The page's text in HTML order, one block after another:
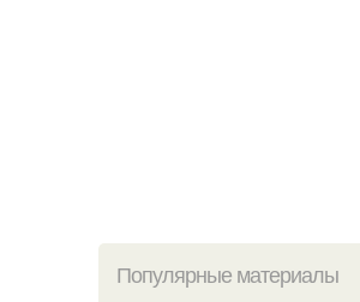
Популярные материалы